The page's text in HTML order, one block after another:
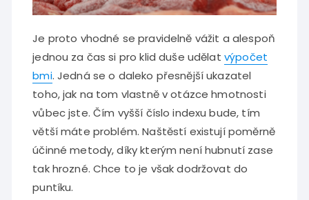
Je proto vhodné se pravidelně vážit a alespoň
jednou za čas si pro klid duše udělat výpočet
bmi. Jedná se o daleko přesnější ukazatel
toho, jak na tom vlastně v otázce hmotnosti
vůbec jste. Čím vyšší číslo indexu bude, tím
větší máte problém. Naštěstí existují poměrně
účinné metody, díky kterým není hubnutí zase
tak hrozné. Chce to je však dodržovat do
puntíku.